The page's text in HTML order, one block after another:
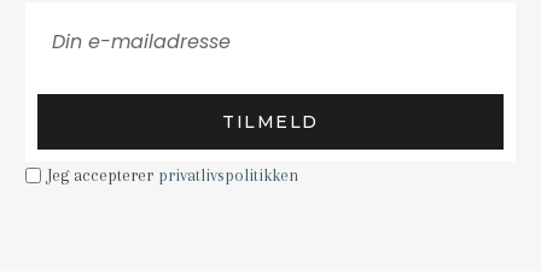
TILMELD
Jeg accepterer privatlivspolitikken